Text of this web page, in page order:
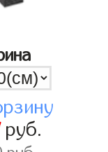
руб.